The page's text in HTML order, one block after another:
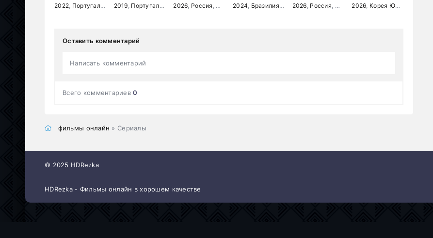
2022 Португалия драма ,история
2019 Португалия комедия
2026 Россия мелодрама
2024 Бразилия, драма
2026 Россия мелодрама
2026 Корея Южная
Оставить комментарий
Написать комментарий
Всего комментариев0
фильмы онлайн » Сериалы
© 2025 HDRezka
HDRezka - Фильмы онлайн в хорошем качестве